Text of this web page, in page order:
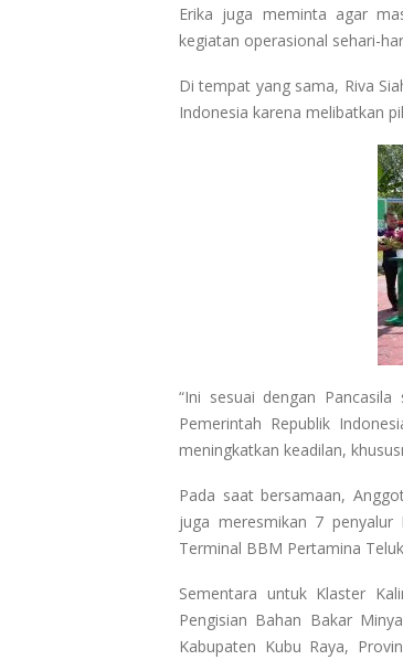
Erika juga meminta agar
kegiatan operasional sehari-
Di tempat yang sama, Riva
Indonesia karena melibatkan
“Ini sesuai dengan
Pemerintah Republik
meningkatkan keadilan,
Pada saat bersamaan,
juga meresmikan 7 penyalur
Terminal BBM Pertamina
Sementara untuk Klaster
Pengisian Bahan Bakar
Kabupaten Kubu Raya,